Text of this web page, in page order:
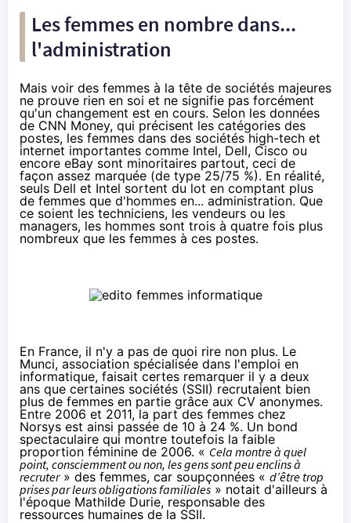
Les femmes en nombre dans...
l'administration
Mais voir des femmes à la tête de sociétés majeures
ne prouve rien en soi et ne signifie pas forcément
qu'un changement est en cours. Selon les données
de CNN Money, qui précisent les catégories des
postes, les femmes dans des sociétés high-tech et
internet importantes comme Intel, Dell, Cisco ou
encore eBay sont minoritaires partout, ceci de
façon assez marquée (de type 25/75 %). En réalité,
seuls Dell et Intel sortent du lot en comptant plus
de femmes que d'hommes en... administration. Que
ce soient les techniciens, les vendeurs ou les
managers, les hommes sont trois à quatre fois plus
nombreux que les femmes à ces postes.
En France, il n'y a pas de quoi rire non plus. Le
Munci, association spécialisée dans l'emploi en
informatique, faisait certes remarquer il y a deux
ans que certaines sociétés (SSII) recrutaient bien
plus de femmes en partie grâce aux CV anonymes.
Entre 2006 et 2011, la part des femmes chez
Norsys est ainsi passée de 10 à 24 %. Un bond
spectaculaire qui montre toutefois la faible
proportion féminine de 2006. « Cela montre à quel
point, consciemment ou non, les gens sont peu enclins à
recruter» des femmes, car soupçonnées « d’être trop
prises par leurs obligations familiales » notait d'ailleurs à
l'époque Mathilde Durie, responsable des
ressources humaines de la SSII.